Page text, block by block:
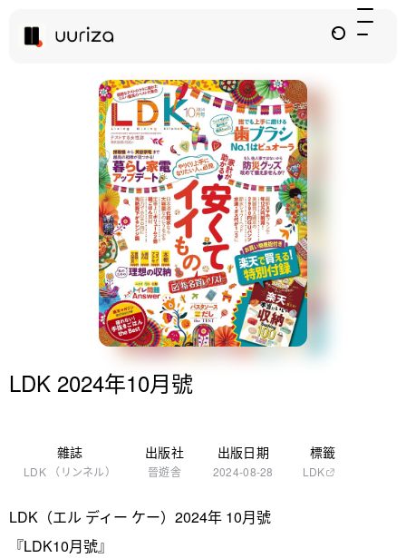
LDK 2024年10月號
雜誌
LDK （リンネル）
出版社
晉遊舎
出版日期
2024-08-28
標籤
LDK
LDK（エル ディー ケー）2024年 10月號
『LDK10月號』